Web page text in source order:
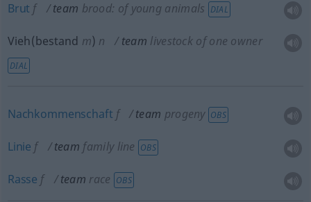
Brut f team brood: of young animals DIAL
Vieh(bestand m) n team livestock of one owner
DIAL
Nachkommenschaft f team progeny OBS
Linie f team family line OBS
Rasse f team race OBS